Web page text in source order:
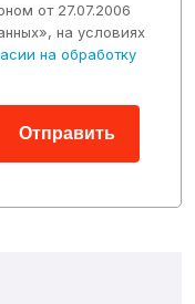
от 27.07.2006
на условиях
на обработку
Отправить